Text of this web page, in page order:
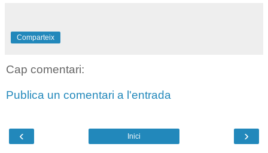
Comparteix
Cap comentari:
Publica un comentari a l'entrada
‹ ›
Inici